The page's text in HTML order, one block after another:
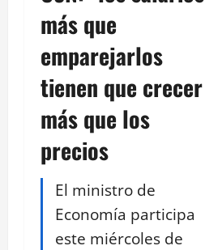
más que
emparejarlos
tienen que crecer
más que los
precios
El ministro de
Economía participa
este miércoles de